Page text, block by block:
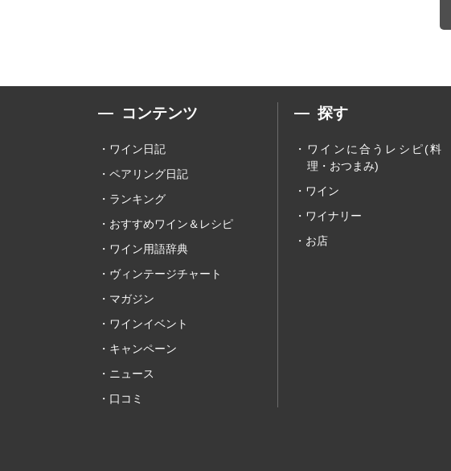
コンテンツ
ワイン日記
ペアリング日記
ランキング
おすすめワイン＆レシピ
ワイン用語辞典
ヴィンテージチャート
マガジン
ワインイベント
キャンペーン
ニュース
口コミ
探す
ワインに合うレシピ(料
理・おつまみ)
ワイン
ワイナリー
お店